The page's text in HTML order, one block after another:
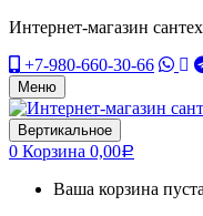
Интернет-магазин
+7-980-660-30-66
Меню
Вертикальное
0 Корзина 0,00Р
Ваша корзина